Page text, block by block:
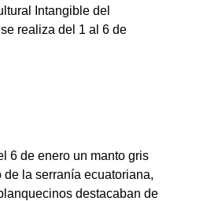
Intangible del
realiza del 1 al 6 de
6 de enero un manto gris
de la serranía ecuatoriana,
destacaban de